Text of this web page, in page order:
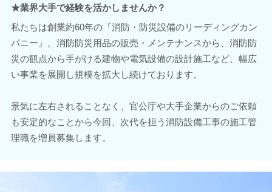
★業界大手で経験を活かしませんか？
私たちは創業約60年の『消防・防災設備のリーディングカン
パニー』。消防防災用品の販売・メンテナンスから、消防防
災の観点から手がける建物や電気設備の設計施工など、幅広
い事業を展開し規模を拡大し続けております。
景気に左右されることなく、官公庁や大手企業からのご依頼
も安定的なことから今回、次代を担う消防設備工事の施工管
理職を増員募集します。